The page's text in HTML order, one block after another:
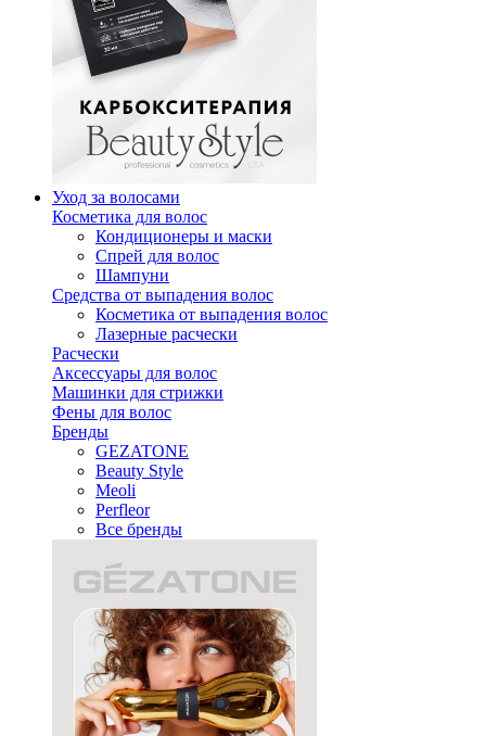
Уход за волосами
Косметика для волос
Кондиционеры и маски
Спрей для волос
Шампуни
Средства от выпадения волос
Косметика от выпадения волос
Лазерные расчески
Расчески
Аксессуары для волос
Машинки для стрижки
Фены для волос
Бренды
GEZATONE
Beauty Style
Meoli
Perfleor
Все бренды